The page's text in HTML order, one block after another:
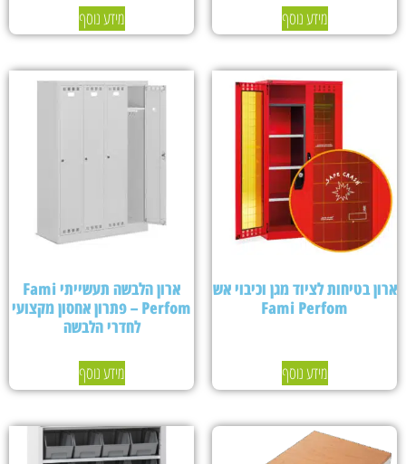
מידע נוסף מידע נוסף
ארון בטיחות לציוד מגן וכיבוי אש
Fami Perfom
מידע נוסף
ארון הלבשה תעשייתי Fami
Perfom – פתרון אחסון מקצועי
לחדרי הלבשה
מידע נוסף